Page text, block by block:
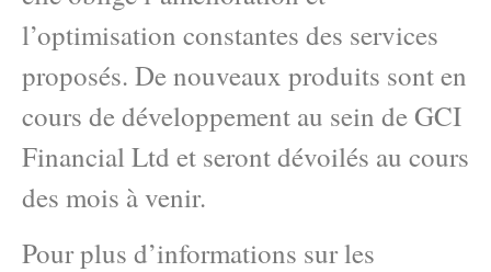
l’optimisation constantes des services
proposés. De nouveaux produits sont en
cours de développement au sein de GCI
Financial Ltd et seront dévoilés au cours
des mois à venir.
Pour plus d’informations sur les